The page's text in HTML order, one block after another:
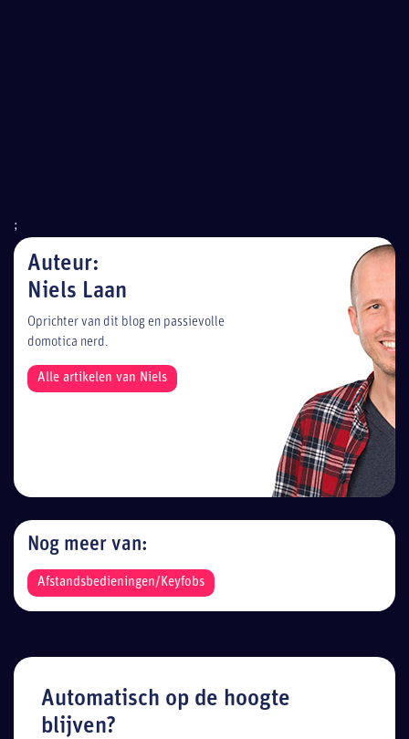
;
Auteur:
Niels Laan
Oprichter van dit blog en passievolle
domotica nerd.
Alle artikelen van Niels
Nog meer van:
Afstandsbedieningen/Keyfobs
Automatisch op de hoogte
blijven?